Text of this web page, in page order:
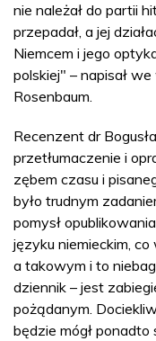
nie należał do partii
przepadał, a jej
Niemcem i jego
polskiej" – napisał
Rosenbaum.
Recenzent dr
przetłumaczenie i
zębem czasu i
było trudnym
pomysł
języku niemieckim,
a takowym i to
dziennik – jest
pożądanym.
będzie mógł